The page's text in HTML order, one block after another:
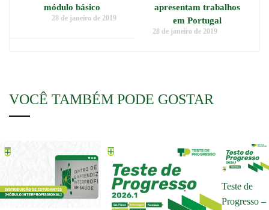
módulo básico
28 de janeiro de 2019
apresentam trabalhos
em Portugal
28 de janeiro de 2019
VOCÊ TAMBÉM PODE GOSTAR
Teste de
Progresso –